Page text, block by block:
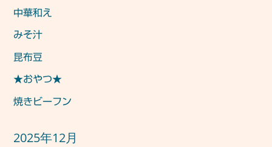
中華和え
みそ汁
昆布豆
★おやつ★
焼きビーフン
2025年12月